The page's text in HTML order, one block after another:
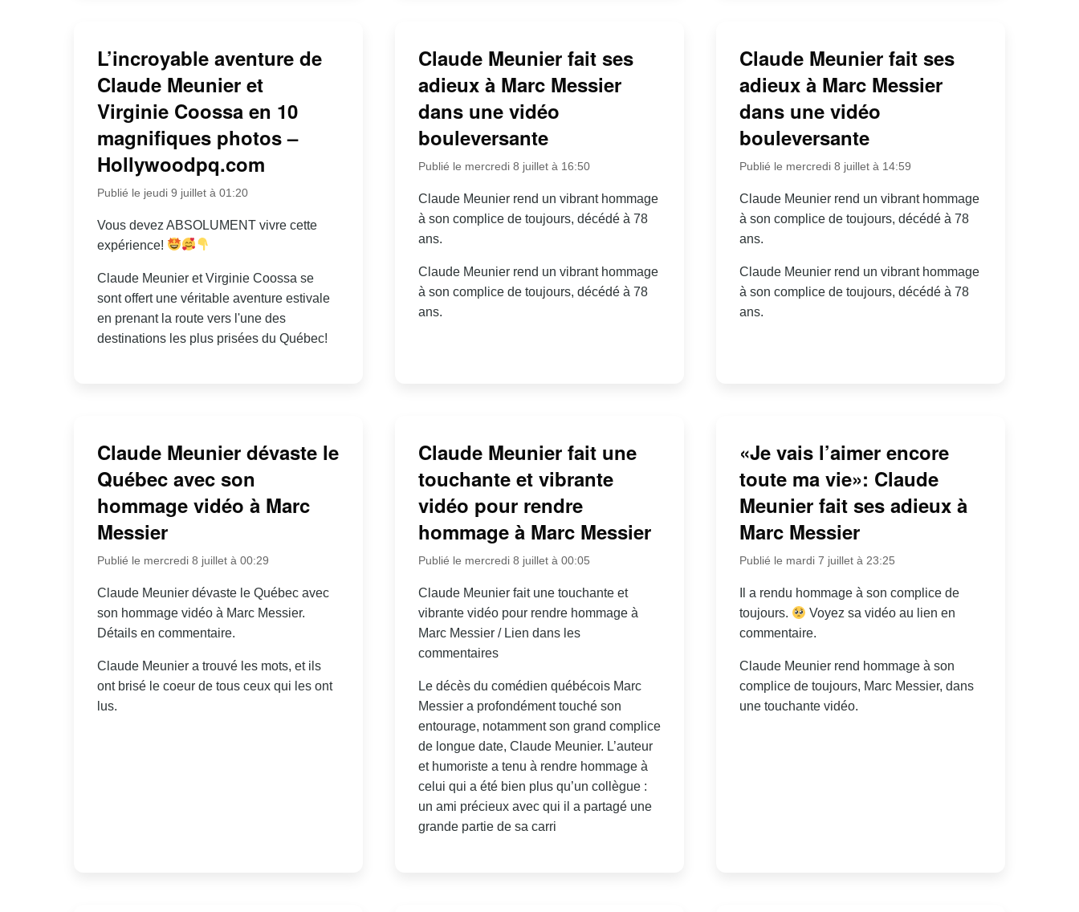
L’incroyable aventure de
Claude Meunier et
Virginie Coossa en 10
magnifiques photos –
Hollywoodpq.com
Publié le jeudi 9 juillet à 01:20
Vous devez ABSOLUMENT vivre cette
expérience!
Claude Meunier et Virginie Coossa se
sont offert une véritable aventure estivale
en prenant la route vers l'une des
destinations les plus prisées du Québec!
Claude Meunier fait ses
adieux à Marc Messier
dans une vidéo
bouleversante
Publié le mercredi 8 juillet à 16:50
Claude Meunier rend un vibrant hommage
à son complice de toujours, décédé à 78
ans.
Claude Meunier rend un vibrant hommage
à son complice de toujours, décédé à 78
ans.
Claude Meunier fait ses
adieux à Marc Messier
dans une vidéo
bouleversante
Publié le mercredi 8 juillet à 14:59
Claude Meunier rend un vibrant hommage
à son complice de toujours, décédé à 78
ans.
Claude Meunier rend un vibrant hommage
à son complice de toujours, décédé à 78
ans.
Claude Meunier dévaste le
Québec avec son
hommage vidéo à Marc
Messier
Publié le mercredi 8 juillet à 00:29
Claude Meunier dévaste le Québec avec
son hommage vidéo à Marc Messier.
Détails en commentaire.
Claude Meunier a trouvé les mots, et ils
ont brisé le coeur de tous ceux qui les ont
lus.
Claude Meunier fait une
touchante et vibrante
vidéo pour rendre
hommage à Marc Messier
Publié le mercredi 8 juillet à 00:05
Claude Meunier fait une touchante et
vibrante vidéo pour rendre hommage à
Marc Messier / Lien dans les
commentaires
Le décès du comédien québécois Marc
Messier a profondément touché son
entourage, notamment son grand complice
de longue date, Claude Meunier. L’auteur
et humoriste a tenu à rendre hommage à
celui qui a été bien plus qu’un collègue :
un ami précieux avec qui il a partagé une
grande partie de sa carri
«Je vais l’aimer encore
toute ma vie»: Claude
Meunier fait ses adieux à
Marc Messier
Publié le mardi 7 juillet à 23:25
Il a rendu hommage à son complice de
toujours.
Voyez sa vidéo au lien en
commentaire.
Claude Meunier rend hommage à son
complice de toujours, Marc Messier, dans
une touchante vidéo.